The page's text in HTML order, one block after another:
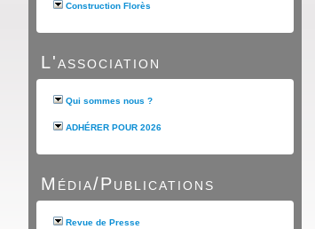
Construction Florès
L'association
Qui sommes nous ?
ADHÉRER POUR 2026
Média/Publications
Revue de Presse